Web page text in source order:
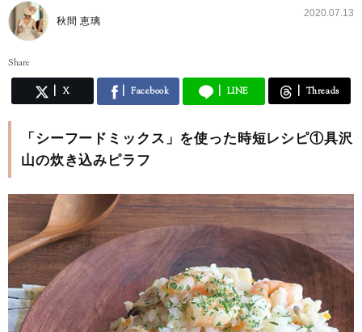
秋間 恵璃
2020.07.13
Share
X Facebook LINE Threads
「シーフードミックス」を使った時短レシピ①具沢
山の炊き込みピラフ